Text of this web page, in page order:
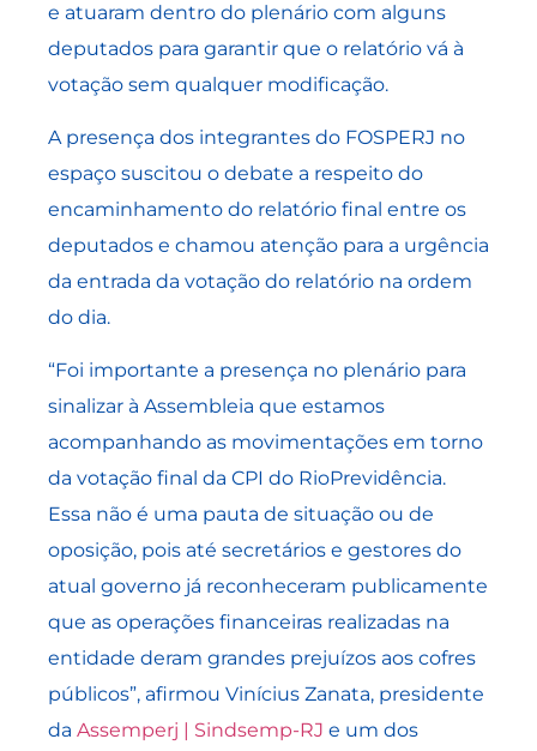
e atuaram dentro do plenário com alguns
deputados para garantir que o relatório vá à
votação sem qualquer modificação.
A presença dos integrantes do FOSPERJ no
espaço suscitou o debate a respeito do
encaminhamento do relatório final entre os
deputados e chamou atenção para a urgência
da entrada da votação do relatório na ordem
do dia.
“Foi importante a presença no plenário para
sinalizar à Assembleia que estamos
acompanhando as movimentações em torno
da votação final da CPI do RioPrevidência.
Essa não é uma pauta de situação ou de
oposição, pois até secretários e gestores do
atual governo já reconheceram publicamente
que as operações financeiras realizadas na
entidade deram grandes prejuízos aos cofres
públicos”, afirmou Vinícius Zanata, presidente
da Assemperj | Sindsemp-RJ e um dos